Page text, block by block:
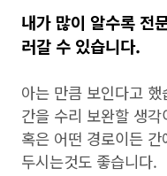
내가 많이 알수록 전
러갈 수 있습니다.
아는 만큼 보인다고
간을 수리 보완할 생
혹은 어떤 경로이든
두시는것도 좋습니다.